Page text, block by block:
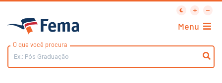
O que você procura
Menu